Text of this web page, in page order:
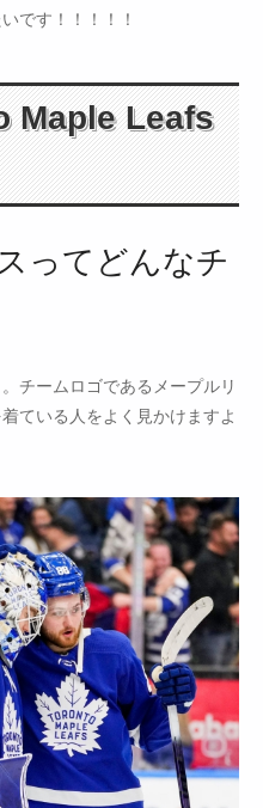
です！！！！！
Maple Leafs
ってどんなチ
チームロゴであるメープルリ
ている人をよく見かけますよ